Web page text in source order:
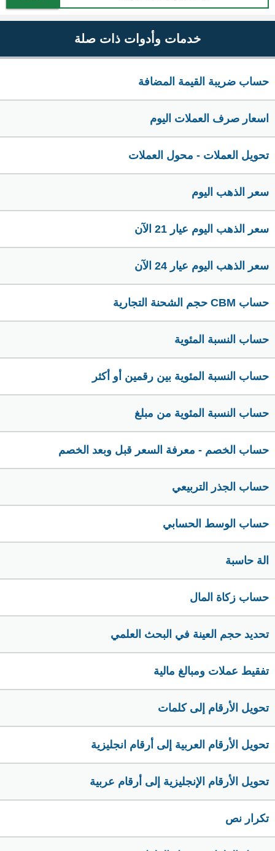
خدمات وأدوات ذات صلة
حساب ضريبة القيمة المضافة
اسعار صرف العملات اليوم
تحويل العملات - محول العملات
سعر الذهب اليوم
سعر الذهب اليوم عيار 21 الآن
سعر الذهب اليوم عيار 24 الآن
حساب CBM حجم الشحنة التجارية
حساب النسبة المئوية
حساب النسبة المئوية بين رقمين أو أكثر
حساب النسبة المئوية من مبلغ
حساب الخصم - معرفة السعر قبل وبعد الخصم
حساب الجذر التربيعي
حساب الوسط الحسابي
الة حاسبة
حساب زكاة المال
تحديد حجم العينة في البحث العلمي
تفقيط عملات ومبالغ مالية
تحويل الأرقام إلى كلمات
تحويل الأرقام العربية إلى أرقام انجليزية
تحويل الأرقام الإنجليزية إلى أرقام عربية
تكرار نص